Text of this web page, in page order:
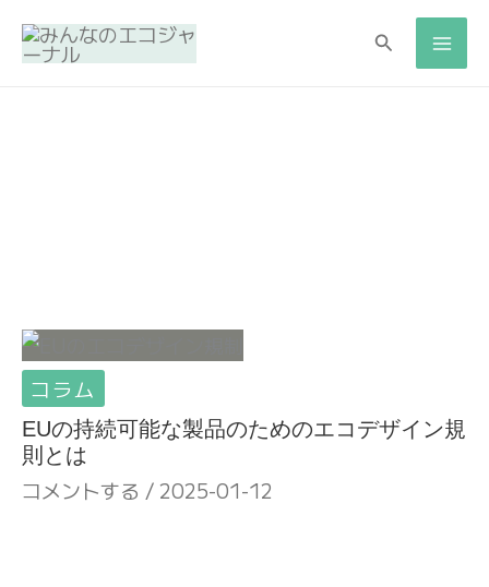
検
コラム
EUの持続可能な製品のためのエコデザイン規
則とは
コメントする / 2025-01-12
検
索